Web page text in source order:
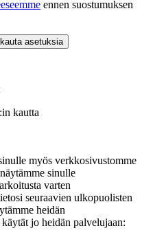
ennen suostumuksen
asetuksia
kautta
myös verkkosivustomme
sinulle
varten
seuraavien ulkopuolisten
heidän
jo heidän palvelujaan: